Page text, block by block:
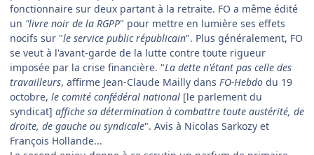
fonctionnaire sur deux partant à la retraite. FO a même édité
un "livre noir de la RGPP" pour mettre en lumière ses effets
nocifs sur "le service public républicain". Plus généralement, FO
se veut à l'avant-garde de la lutte contre toute rigueur
imposée par la crise financière. "La dette n'étant pas celle des
travailleurs, affirme Jean-Claude Mailly dans FO-Hebdo du 19
octobre, le comité confédéral national [le parlement du
syndicat] affiche sa détermination à combattre toute austérité, de
droite, de gauche ou syndicale". Avis à Nicolas Sarkozy et
François Hollande...